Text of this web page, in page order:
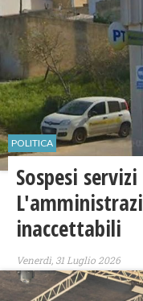
POLITICA
Sospesi
inaccettabili
Venerdì, 31 Luglio 2026